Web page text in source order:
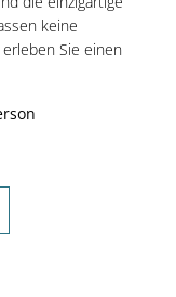
keine
Sie einen